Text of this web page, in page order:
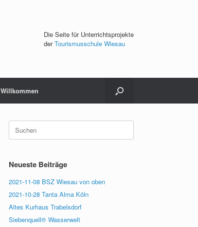
Die Seite für Unterrichtsprojekte
derTourismusschule Wiesau
Willkommen
Suchen
nach:
Neueste Beiträge
2021-11-08 BSZ Wiesau von oben
2021-10-28 Tanta Alma Köln
Altes Kurhaus Trabelsdorf
Siebenquell® Wasserwelt